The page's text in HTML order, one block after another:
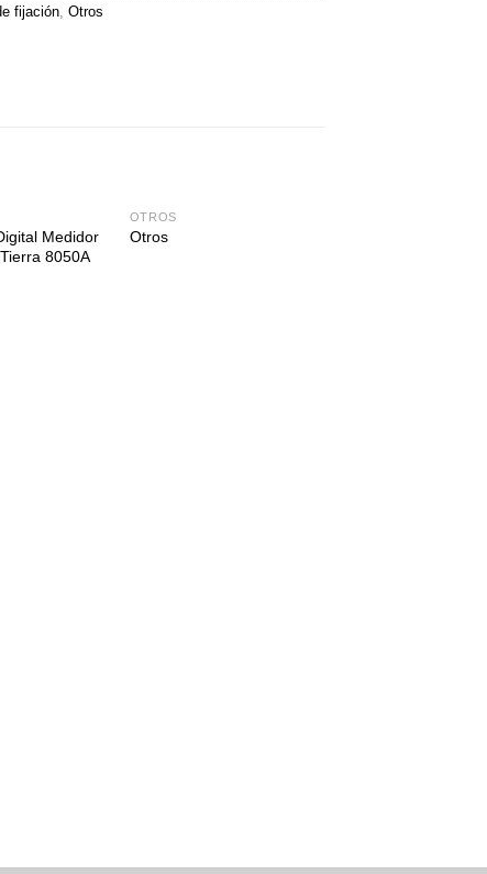
fijación ,Otros
Medidor
8050A
OTROS
Otros